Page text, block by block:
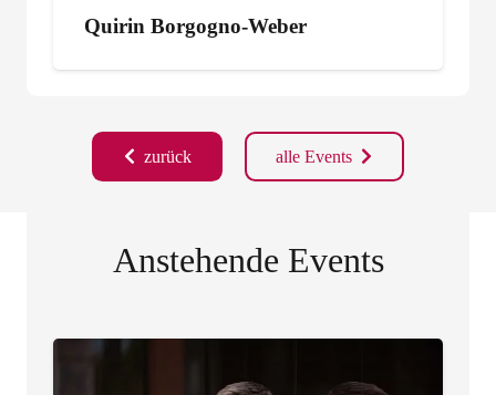
Quirin Borgogno-Weber
zurück alle Events
Anstehende Events